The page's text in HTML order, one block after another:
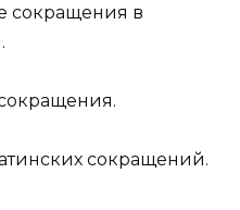
сокращения в
сокращений.